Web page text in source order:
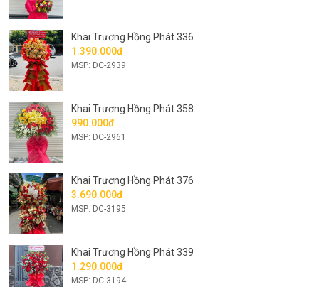
Khai Trương Hồng Phát 336
1.390.000đ
MSP: DC-2939
Khai Trương Hồng Phát 358
990.000đ
MSP: DC-2961
Khai Trương Hồng Phát 376
3.690.000đ
MSP: DC-3195
Khai Trương Hồng Phát 339
1.290.000đ
MSP: DC-3194